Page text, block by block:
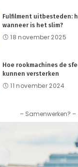
Fulfilment uitbesteden:
wanneer is het slim?
18 november 2025
Hoe rookmachines de
kunnen versterken
11 november 2024
– Samenwerken? –